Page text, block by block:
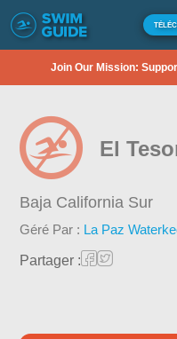
Join Our Mission:
El
Baja California Sur
Géré Par : La Paz
Partager :